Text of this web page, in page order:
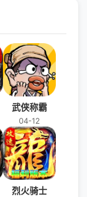
武侠称霸
04-12
烈火骑士